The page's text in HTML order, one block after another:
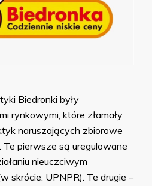
Biedronki były
rynkowymi, które złamały
naruszających zbiorowe
pierwsze są uregulowane
nieuczciwym
skrócie: UPNPR). Te drugie –